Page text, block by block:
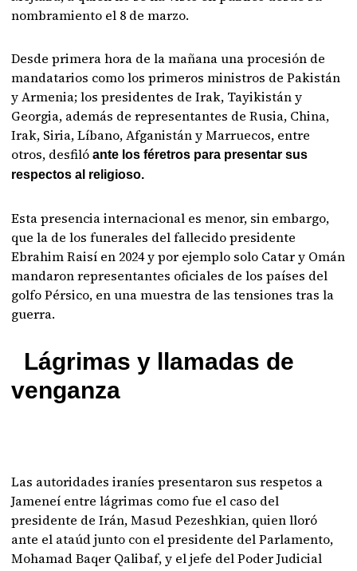
nombramiento el 8 de marzo.
Desde primera hora de la mañana una procesión de
mandatarios como los primeros ministros de Pakistán
y Armenia; los presidentes de Irak, Tayikistán y
Georgia, además de representantes de Rusia, China,
Irak, Siria, Líbano, Afganistán y Marruecos, entre
otros, desfilóante los féretros para presentar sus
respectos al religioso.
Esta presencia internacional es menor, sin embargo,
que la de los funerales del fallecido presidente
Ebrahim Raisí en 2024 y por ejemplo solo Catar y Omán
mandaron representantes oficiales de los países del
golfo Pérsico, en una muestra de las tensiones tras la
guerra.
Lágrimas y llamadas de
venganza
Las autoridades iraníes presentaron sus respetos a
Jameneí entre lágrimas como fue el caso del
presidente de Irán, Masud Pezeshkian, quien lloró
ante el ataúd junto con el presidente del Parlamento,
Mohamad Baqer Qalibaf, y el jefe del Poder Judicial